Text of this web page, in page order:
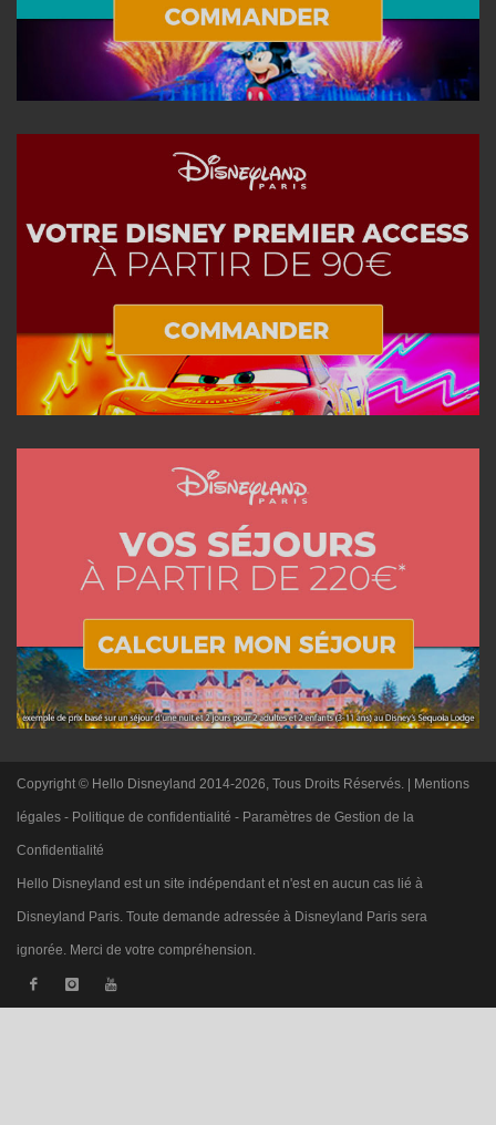
Copyright © Hello Disneyland 2014-2026, Tous Droits Réservés. | Mentions
légales - Politique de confidentialité - Paramètres de Gestion de la
Confidentialité
Hello Disneyland est un site indépendant et n'est en aucun cas lié à
Disneyland Paris. Toute demande adressée à Disneyland Paris sera
ignorée. Merci de votre compréhension.